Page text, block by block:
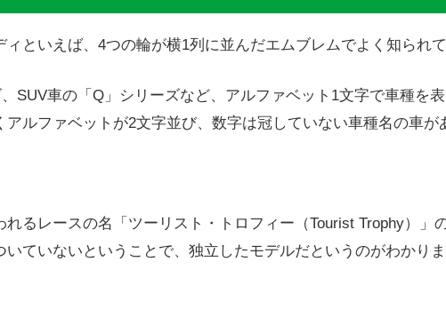
といえば、4つの輪が横1列に並んだエムブレムでよく知られて
SUV車の「Q」シリーズなど、アルファベット1文字で車種を
ルファベットが2文字並び、数字は冠していない車種名の車が
るレースの名「ツーリスト・トロフィー（Tourist Trophy）」
ていないということで、独立したモデルだというのがわかりま